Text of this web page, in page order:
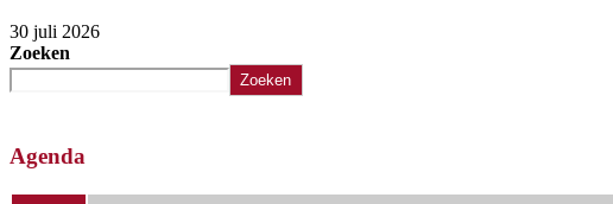
30 juli 2026
Zoeken
Zoeken
Agenda